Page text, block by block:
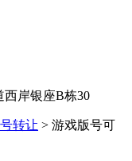
岸银座B栋30
转让 > 游戏版号可